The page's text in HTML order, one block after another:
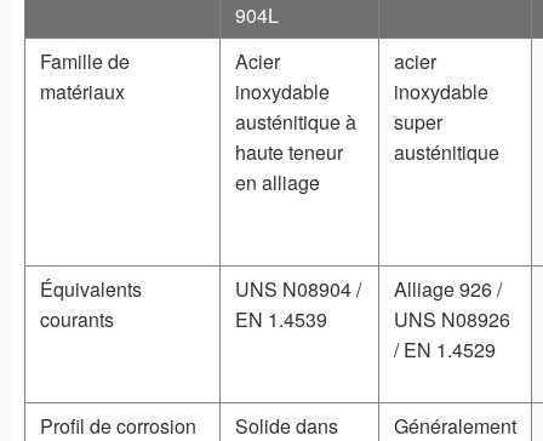
904L
Famille de
matériaux
Acier
inoxydable
austénitique à
haute teneur
en alliage
acier
inoxydable
super
austénitique
Équivalents
courants
UNS N08904 /
EN 1.4539
Alliage 926 /
UNS N08926
/ EN 1.4529
Profil de corrosion
Solide dans
Généralement